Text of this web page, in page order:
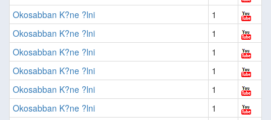
Okosabban K?ne ?lni
1
Okosabban K?ne ?lni
1
Okosabban K?ne ?lni
1
Okosabban K?ne ?lni
1
Okosabban K?ne ?lni
1
Okosabban K?ne ?lni
1